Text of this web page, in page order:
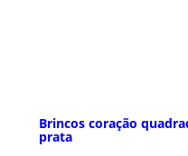
Brincos coração
prata